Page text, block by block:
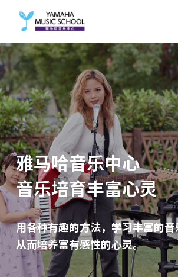
雅马哈音乐中心
音乐培育丰富心灵
用各种有趣的方法，学习丰富的音
从而培养富有感性的心灵。